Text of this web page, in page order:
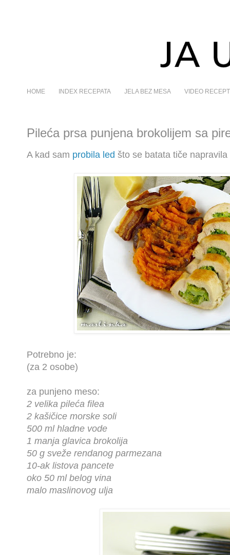
HOME INDEX RECEPATA JELA BEZ MESA VIDEO
Pileća prsa punjena brokolijem sa
A kad sam probila led što se batata tiče
Potrebno je:
(za 2 osobe)
za punjeno meso:
2 velika pileća filea
2 kašičice morske soli
500 ml hladne vode
1 manja glavica brokolija
50 g sveže rendanog parmezana
10-ak listova pancete
oko 50 ml belog vina
malo maslinovog ulja